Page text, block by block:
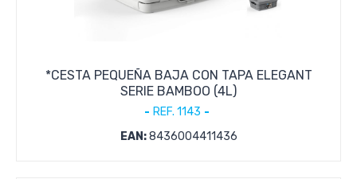
*CESTA PEQUEÑA BAJA CON TAPA ELEGANT
SERIE BAMBOO (4L)
REF. 1143
EAN:8436004411436